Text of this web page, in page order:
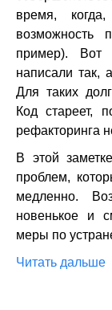
время,
возможность
пример). Вот
написали так,
Для таких
Код стареет,
рефакторинга
В этой
проблем,
медленно.
новенькое и
меры по
Читать дальше